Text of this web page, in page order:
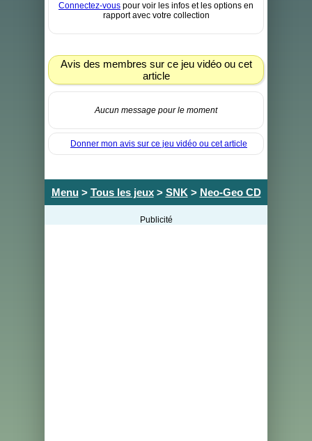
Connectez-vous pour voir les infos et les options en
rapport avec votre collection
Avis des membres sur ce jeu vidéo ou cet
article
Aucun message pour le moment
Donner mon avis sur ce jeu vidéo ou cet article
Menu> Tous les jeux> SNK > Neo-Geo CD
Publicité